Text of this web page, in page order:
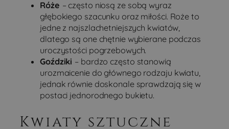
Róże – często niosą ze sobą wyraz
głębokiego szacunku oraz miłości. Roże to
jedne z najszlachetniejszych kwiatów,
dlatego są one chętnie wybierane podczas
uroczystości pogrzebowych.
Goździki – bardzo często stanowią
urozmaicenie do głównego rodzaju kwiatu,
jednak równie doskonale sprawdzają się w
postaci jednorodnego bukietu.
Kwiaty sztuczne